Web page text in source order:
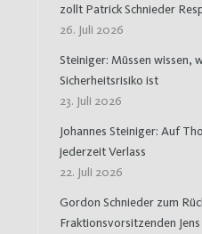
zollt Patrick Schnieder
26. Juli 2026
Steiniger: Müssen wissen,
Sicherheitsrisiko ist
23. Juli 2026
Johannes Steiniger: Auf
jederzeit Verlass
22. Juli 2026
Gordon Schnieder zum
Fraktionsvorsitzenden Jens